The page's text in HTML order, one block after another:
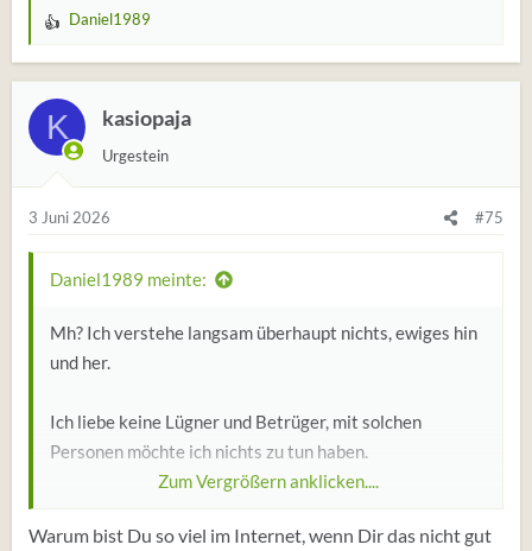
W
r
t
u
n
e
n
Daniel1989
K kasiopaja
Urgestein
3 Juni 2026 #75
Daniel1989 meinte:
Mh? Ich verstehe langsam überhaupt nichts, ewiges hin
und her.
Ich liebe keine Lügner und Betrüger, mit solchen
Personen möchte ich nichts zu tun haben.
Meinst etwa, das ist die echte?
Ich liebe nur die echte Sydney wenn dann, wenn es die
Zum Vergrößern anklicken....
Warum bist Du so viel im Internet, wenn Dir das nicht gut